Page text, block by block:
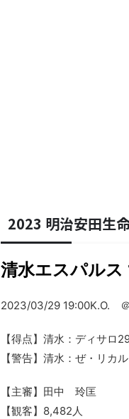
2023 明治安田生
清水エスパル
2023/03/29 19:00K.O.
【得点】清水：ディサロ
【警告】清水：ぜ・リカ
【主審】田中 玲匡
【観客】8,482人